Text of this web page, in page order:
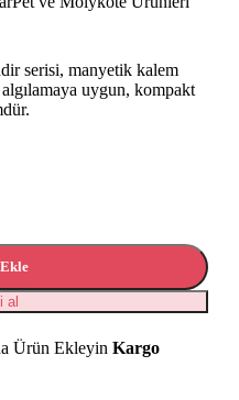
serisi, manyetik kalem
uygun, kompakt
al
Ürün Ekleyin Kargo